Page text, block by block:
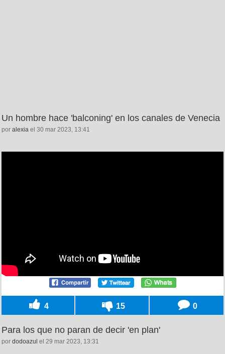
Un hombre hace 'balconing' en los canales de Venecia
por alexia el 30 mar 2023, 13:41
4 15 0
Para los que no paran de decir 'en plan'
por dodoazul el 29 mar 2023, 13:31